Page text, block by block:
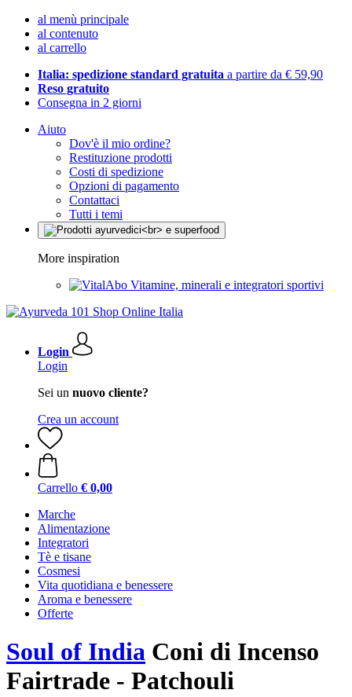
al menù principale
al contenuto
al carrello
Italia: spedizione standard gratuita a partire da € 59,90
Reso gratuito
Consegna in 2 giorni
Aiuto
Dov'è il mio ordine?
Restituzione prodotti
Costi di spedizione
Opzioni di pagamento
Contattaci
Tutti i temi
More inspiration
Vitamine, minerali e integratori sportivi
Login
Login
Sei un nuovo cliente?
Crea un account
Carrello € 0,00
Marche
Alimentazione
Integratori
Tè e tisane
Cosmesi
Vita quotidiana e benessere
Aroma e benessere
Offerte
Soul of India Coni di Incenso
Fairtrade - Patchouli